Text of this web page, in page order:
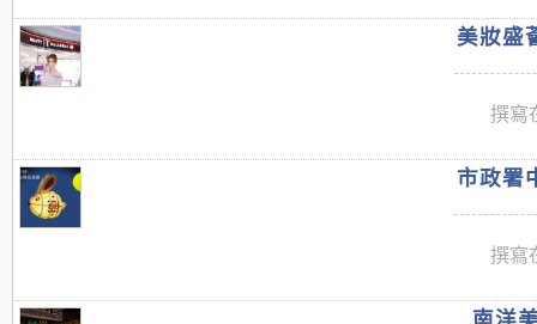
美妝盛
撰寫
市政署
撰寫
南洋